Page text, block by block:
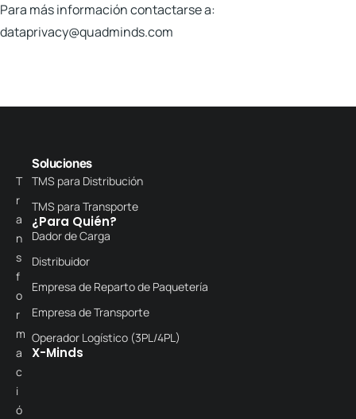
Para más información contactarse a:
dataprivacy@quadminds.com
T
r
a
n
s
f
o
r
m
a
c
i
ó
Soluciones
TMS para Distribución
TMS para Transporte
¿Para Quién?
Dador de Carga
Distribuidor
Empresa de Reparto de Paquetería
Empresa de Transporte
Operador Logístico (3PL/4PL)
X-Minds